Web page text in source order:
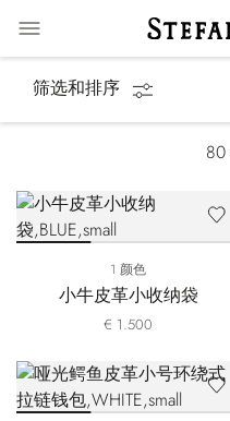
筛选和排序
80
1 颜色
小牛皮革小收纳袋
€ 1.500